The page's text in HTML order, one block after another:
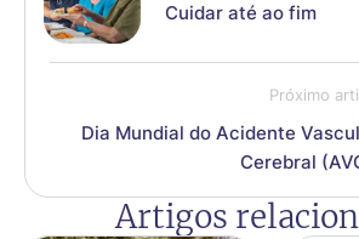
Cuidar até ao fim
Próximo
Dia Mundial do Acidente
Cerebral
Artigos